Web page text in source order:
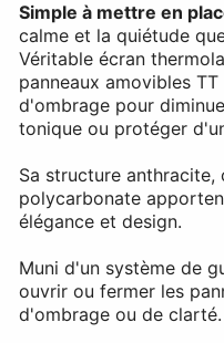
Simple à mettre en
calme et la quiétude
Véritable écran
panneaux amovibles
d'ombrage pour
tonique ou protéger
Sa structure anthracite,
polycarbonate
élégance et design.
Muni d'un système de
ouvrir ou fermer les
d'ombrage ou de clarté.